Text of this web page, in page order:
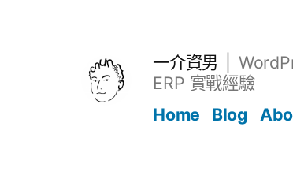
一介資男
ERP 實戰經驗
Home
Blog